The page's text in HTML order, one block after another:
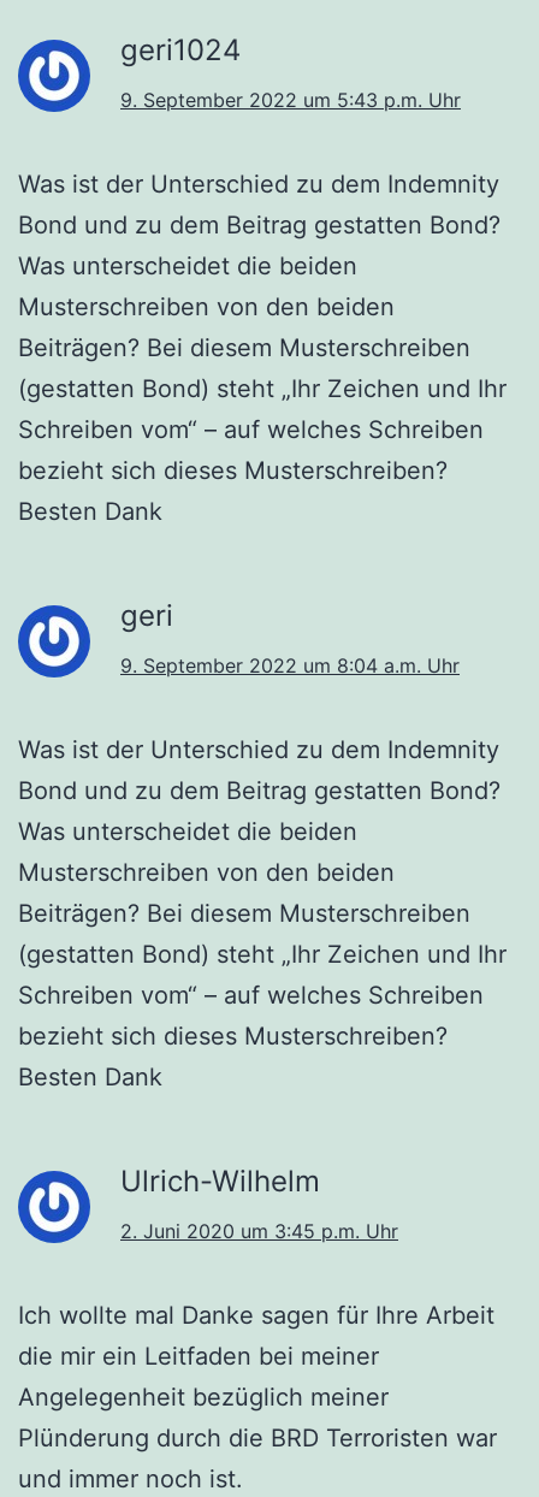
geri1024
9. September 2022 um 5:43 p.m. Uhr
Was ist der Unterschied zu dem Indemnity
Bond und zu dem Beitrag gestatten Bond?
Was unterscheidet die beiden
Musterschreiben von den beiden
Beiträgen? Bei diesem Musterschreiben
(gestatten Bond) steht „Ihr Zeichen und Ihr
Schreiben vom“ – auf welches Schreiben
bezieht sich dieses Musterschreiben?
Besten Dank
geri
9. September 2022 um 8:04 a.m. Uhr
Was ist der Unterschied zu dem Indemnity
Bond und zu dem Beitrag gestatten Bond?
Was unterscheidet die beiden
Musterschreiben von den beiden
Beiträgen? Bei diesem Musterschreiben
(gestatten Bond) steht „Ihr Zeichen und Ihr
Schreiben vom“ – auf welches Schreiben
bezieht sich dieses Musterschreiben?
Besten Dank
Ulrich-Wilhelm
2. Juni 2020 um 3:45 p.m. Uhr
Ich wollte mal Danke sagen für Ihre Arbeit
die mir ein Leitfaden bei meiner
Angelegenheit bezüglich meiner
Plünderung durch die BRD Terroristen war
und immer noch ist.